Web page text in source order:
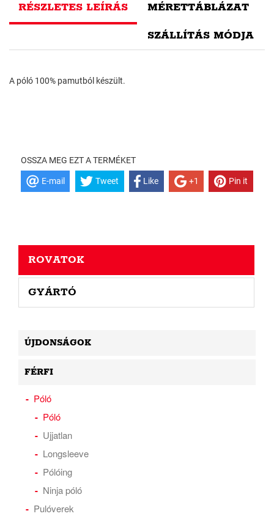
RÉSZLETES LEÍRÁS MÉRETTÁBLÁZAT
SZÁLLÍTÁS MÓDJA
A póló 100% pamutból készült.
OSSZA MEG EZT A TERMÉKET
E-mail Tweet Like +1 Pin it
ROVATOK
GYÁRTÓ
ÚJDONSÁGOK
FÉRFI
Póló
Póló
Ujjatlan
Longsleeve
Pólóing
Ninja póló
Pulóverek